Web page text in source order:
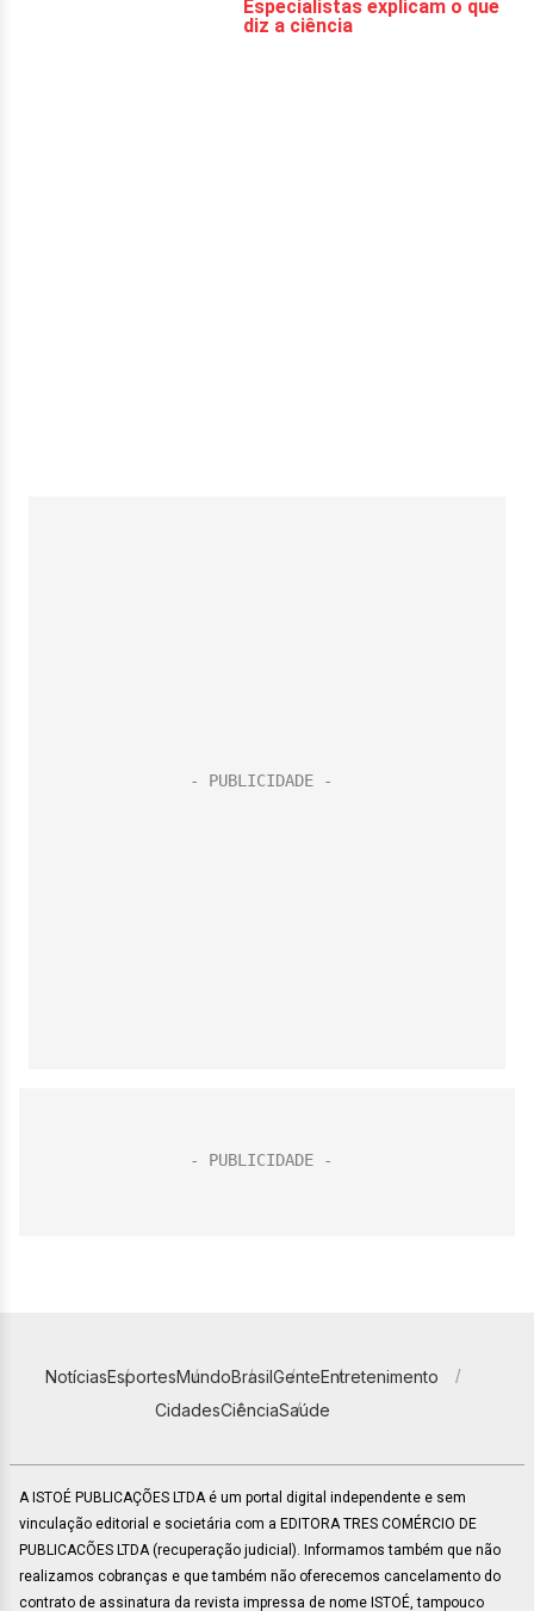
NotíciasEsportesMundoBrasilGenteEntretenimento
CidadesCiênciaSaúde
A ISTOÉ PUBLICAÇÕES LTDA é um portal digital independente e sem
vinculação editorial e societária com a EDITORA TRES COMÉRCIO DE
PUBLICACÕES LTDA (recuperação judicial). Informamos também que não
realizamos cobranças e que também não oferecemos cancelamento do
contrato de assinatura da revista impressa de nome ISTOÉ, tampouco